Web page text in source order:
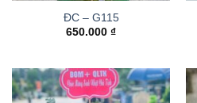
ĐC – G115
650.000 ₫